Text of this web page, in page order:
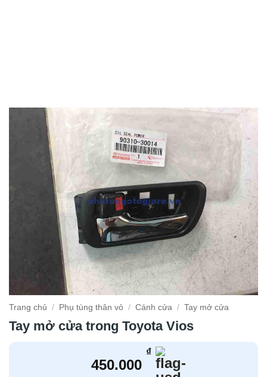
Trang chủ / Phụ tùng thân vỏ / Cánh cửa / Tay mở cửa
Tay mở cửa trong Toyota Vios
450.000
₫